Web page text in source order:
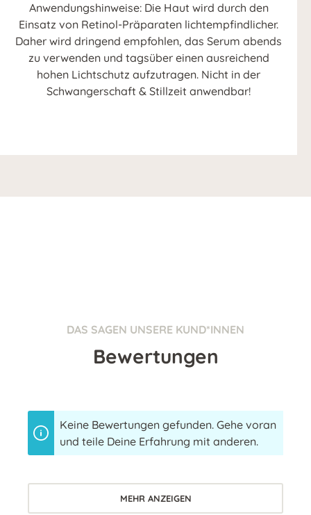
Anwendungshinweise: Die Haut wird durch den
Einsatz von Retinol-Präparaten lichtempfindlicher.
Daher wird dringend empfohlen, das Serum abends
zu verwenden und tagsüber einen ausreichend
hohen Lichtschutz aufzutragen. Nicht in der
Schwangerschaft & Stillzeit anwendbar!
DAS SAGEN UNSERE KUND*INNEN
Bewertungen
Keine Bewertungen gefunden. Gehe voran
und teile Deine Erfahrung mit anderen.
MEHR ANZEIGEN